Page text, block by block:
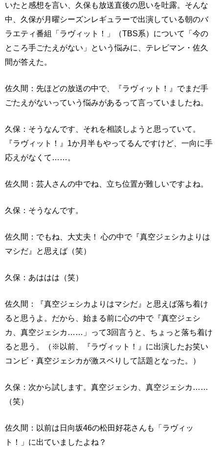
いたと感想を言い、久保も放送直後の思いを吐露。そんな
中、久保が月曜シーズンレギュラーで出演している朝のバ
ラエティ番組「ラヴィット！」（TBS系）について「今の
ところ手ごたえがない」という悩みに、テレビマン・佐久
間が答えた。
佐久間：先ほどの放送の中で、『ラヴィット！』でまだ手
ごたえがないっていう悩みがあるって言っていましたね。
久保：そうなんです、それを相談しようと思っていて。
『ラヴィット！』1か月半もやってるんですけど、一向に手
応えがなくて……。
佐久間：芸人さんの中でね、立ち位置が難しいですよね。
久保：そうなんです。
佐久間：でもね、大丈夫！ 心の中で『真空ジェシカよりは
マシだ』と思えば（笑）
久保：あははは（笑）
佐久間：『真空ジェシカよりはマシだ』と思えば落ち着け
ると思うよ。だから、始まる前に心の中で『真空ジェシ
カ、真空ジェシカ……」って3回言うと、ちょっと落ち着け
ると思う。（※以前、『ラヴィット！』に出演したお笑い
コンビ・真空ジェシカが激スベりして話題となった。）
久保：次から試します。真空ジェシカ、真空ジェシカ……
（笑）
佐久間：以前は日向坂46の松田好花さんも「ラヴィッ
ト！」に出ていましたよね？